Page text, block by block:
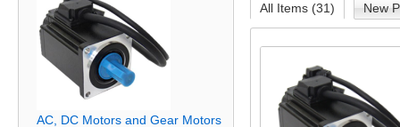
AC, DC Motors and Gear Motors
All Items (31) New